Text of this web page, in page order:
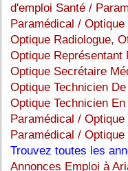
d'emploi Santé /
Paramédical /
Optique Radiologue,
Optique Représentant
Optique Secrétaire
Optique Technicien
Optique Technicien
Paramédical /
Paramédical /
Trouvez toutes les
Annonces Emploi à